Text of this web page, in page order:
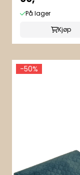
På lager
Kjøp
-50%